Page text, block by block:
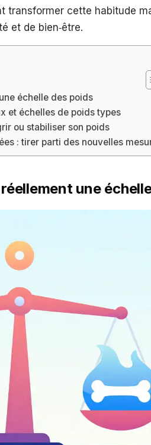
transformer cette habitude
et de bien‑être.
échelle des poids
et échelles de poids types
ou stabiliser son poids
: tirer parti des nouvelles
une